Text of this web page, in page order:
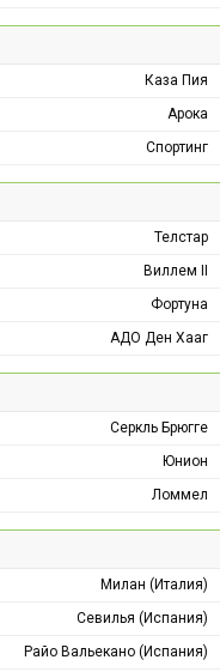
Каза Пия
Арока
Спортинг
Телстар
Виллем II
Фортуна
АДО Ден Хааг
Серкль Брюгге
Юнион
Ломмел
Милан (Италия)
Севилья (Испания)
Райо Вальекано (Испания)